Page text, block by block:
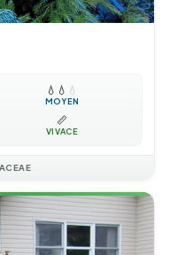
💧 💧 💧
MOYEN
📏
VIVACE